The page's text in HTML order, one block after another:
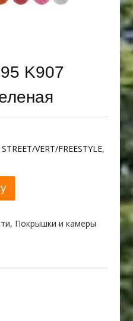
K907
VERT/FREESTYLE,
, Покрышки и камеры